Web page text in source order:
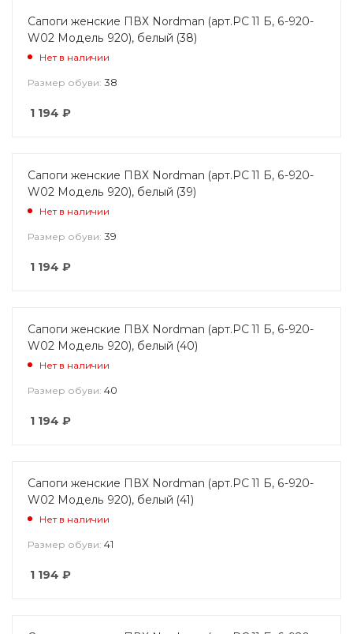
Сапоги женские ПВХ Nordman (арт.РС 11 Б, 6-920-
W02 Модель 920), белый (38)
Нет в наличии
Размер обуви: 38
1 194 ₽
Сапоги женские ПВХ Nordman (арт.РС 11 Б, 6-920-
W02 Модель 920), белый (39)
Нет в наличии
Размер обуви: 39
1 194 ₽
Сапоги женские ПВХ Nordman (арт.РС 11 Б, 6-920-
W02 Модель 920), белый (40)
Нет в наличии
Размер обуви: 40
1 194 ₽
Сапоги женские ПВХ Nordman (арт.РС 11 Б, 6-920-
W02 Модель 920), белый (41)
Нет в наличии
Размер обуви: 41
1 194 ₽